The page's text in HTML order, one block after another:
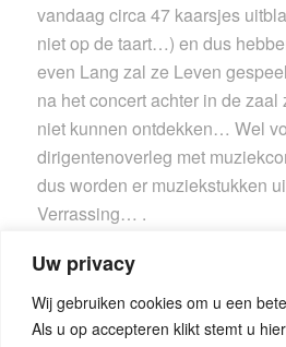
Uw privacy
Wij gebruiken cookies om u een
Als u op accepteren klikt stemt u
vandaag circa 47 kaarsjes
niet op de taart…) en dus
even Lang zal ze Leven
na het concert achter in de zaal
niet kunnen ontdekken… Wel
dirigentenoverleg met
dus worden er muziekstukken
Verrassing… .